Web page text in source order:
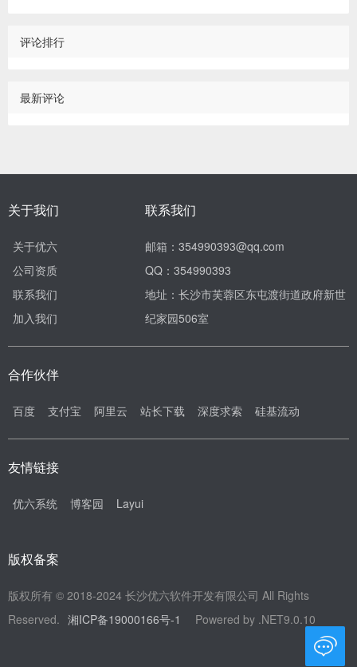
评论排行
最新评论
关于我们
关于优六
公司资质
联系我们
加入我们
联系我们
邮箱：354990393@qq.com
QQ：354990393
地址：长沙市芙蓉区东屯渡街道政府新世
纪家园506室
合作伙伴
百度 支付宝 阿里云 站长下载 深度求索 硅基流动
友情链接
优六系统 博客园 Layui
版权备案
版权所有 © 2018-2024 长沙优六软件开发有限公司 All Rights
Reserved. 湘ICP备19000166号-1 Powered by .NET9.0.10
